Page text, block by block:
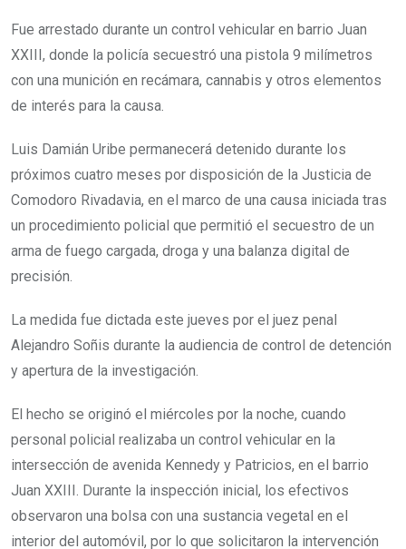
Fue arrestado durante un control vehicular en barrio Juan
XXIII, donde la policía secuestró una pistola 9 milímetros
con una munición en recámara, cannabis y otros elementos
de interés para la causa.
Luis Damián Uribe permanecerá detenido durante los
próximos cuatro meses por disposición de la Justicia de
Comodoro Rivadavia, en el marco de una causa iniciada tras
un procedimiento policial que permitió el secuestro de un
arma de fuego cargada, droga y una balanza digital de
precisión.
La medida fue dictada este jueves por el juez penal
Alejandro Soñis durante la audiencia de control de detención
y apertura de la investigación.
El hecho se originó el miércoles por la noche, cuando
personal policial realizaba un control vehicular en la
intersección de avenida Kennedy y Patricios, en el barrio
Juan XXIII. Durante la inspección inicial, los efectivos
observaron una bolsa con una sustancia vegetal en el
interior del automóvil, por lo que solicitaron la intervención